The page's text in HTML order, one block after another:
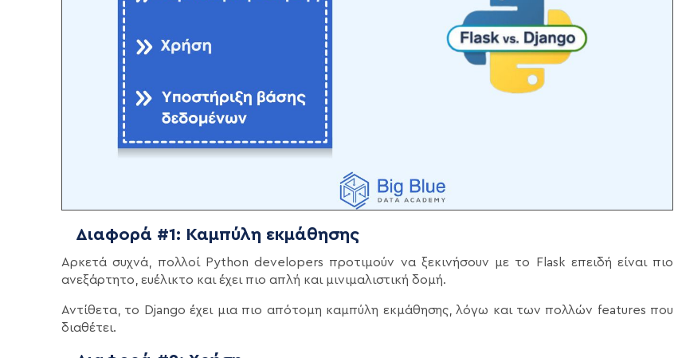
Διαφορά #1: Καμπύλη εκμάθησης
Αρκετά συχνά, πολλοί Python developers προτιμούν να ξεκινήσουν με το Flask επειδή είναι πιο
ανεξάρτητο, ευέλικτο και έχει πιο απλή και μινιμαλιστική δομή.
Αντίθετα, το Django έχει μια πιο απότομη καμπύλη εκμάθησης, λόγω και των πολλών features που
διαθέτει.